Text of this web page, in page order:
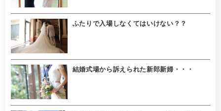
ふたりで入場しなくてはいけない？？
結婚式場から訴えられた新郎新婦・・・